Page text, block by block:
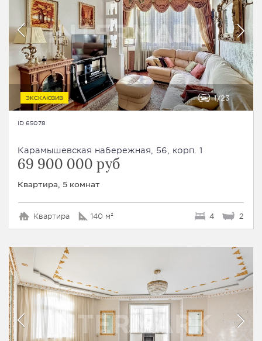
ЭКСКЛЮЗИВ 1 23
ID 65078
Карамышевская набережная, 56, корп. 1
69 900 000 руб
Квартира, 5 комнат
Квартира 140 м² 4 2